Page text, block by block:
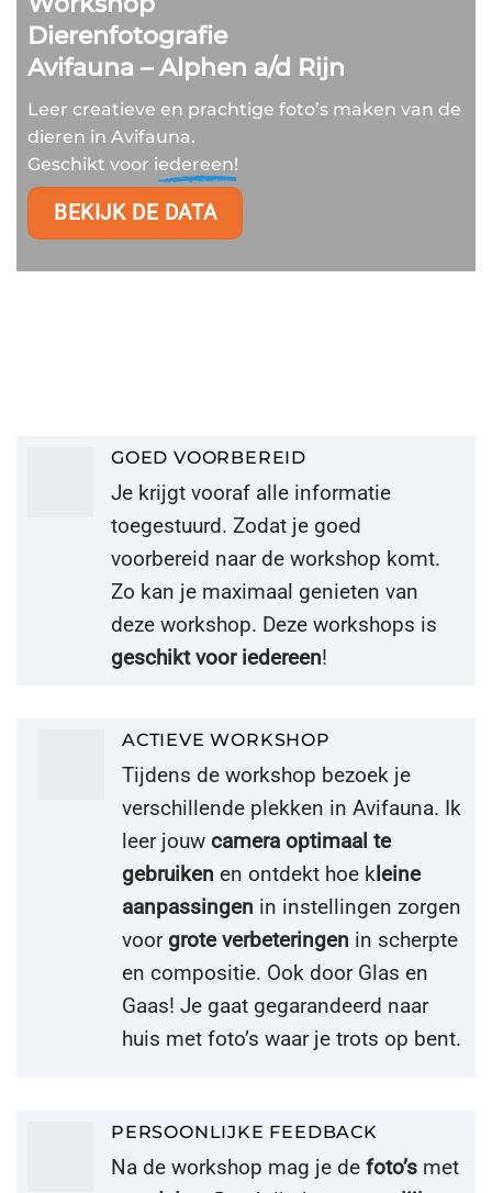
Dierenfotografie
Avifauna –Alphen a/d Rijn
Leer creatieve en prachtige foto’s maken van de
dieren in Avifauna.
Geschikt voor iedereen!
BEKIJK DE DATA
GOED VOORBEREID
Je krijgt vooraf alle informatie
toegestuurd. Zodat je goed
voorbereid naar de workshop komt.
Zo kan je maximaal genieten van
deze workshop. Deze workshops is
geschikt voor iedereen!
ACTIEVE WORKSHOP
Tijdens de workshop bezoek je
verschillende plekken in Avifauna. Ik
leer jouw camera optimaal te
gebruiken en ontdekt hoe kleine
aanpassingen in instellingen zorgen
voorgrote verbeteringen in scherpte
en compositie. Ook door Glas en
Gaas! Je gaat gegarandeerd naar
huis met foto’s waar je trots op bent.
PERSOONLIJKE FEEDBACK
Na de workshop mag je de foto’s met